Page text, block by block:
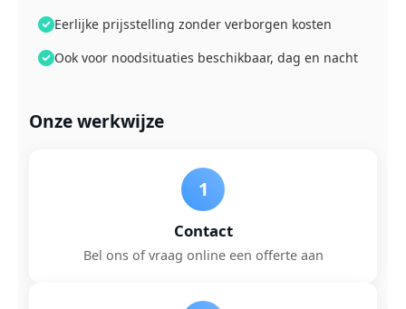
Eerlijke prijsstelling zonder verborgen kosten
Ook voor noodsituaties beschikbaar, dag en nacht
Onze werkwijze
1
Contact
Bel ons of vraag online een offerte aan